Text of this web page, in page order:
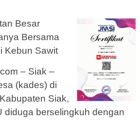
Besar
Bersama
Kebun Sawit
– Siak –
(kades) di
Siak,
diduga berselingkuh dengan